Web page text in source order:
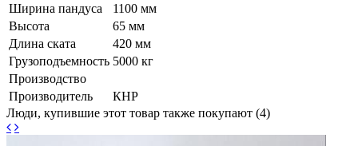
Ширина пандуса
1100 мм
Высота
65 мм
Длина ската
420 мм
Грузоподъемность 5000 кг
Производство
Производитель
КНР
Люди, купившие этот товар также покупают (4)